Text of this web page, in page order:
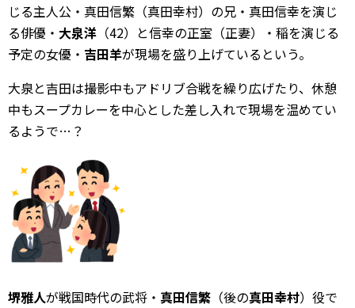
じる主人公・真田信繁（真田幸村）の兄・真田信幸を演じ
る俳優・ 大泉洋 （42）と信幸の正室（正妻）・稲を演じる
予定の女優・ 吉田羊が現場を盛り上げているという。
大泉と吉田は撮影中もアドリブ合戦を繰り広げたり、休憩
中もスープカレーを中心とした差し入れで現場を温めてい
るようで…？
堺雅人が戦国時代の武将・ 真田信繁 （後の真田幸村）役で